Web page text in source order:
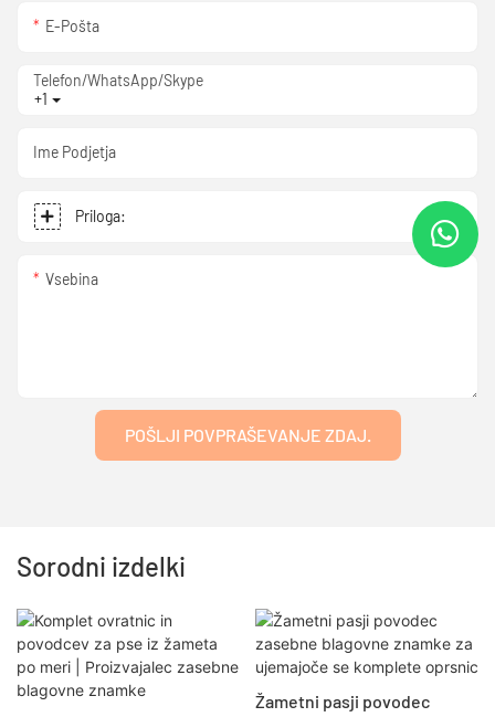
E-Pošta
+1
Telefon/WhatsApp/Skype
Ime Podjetja
Priloga:
Vsebina
POŠLJI POVPRAŠEVANJE ZDAJ.
Sorodni izdelki
Žametni pasji povodec